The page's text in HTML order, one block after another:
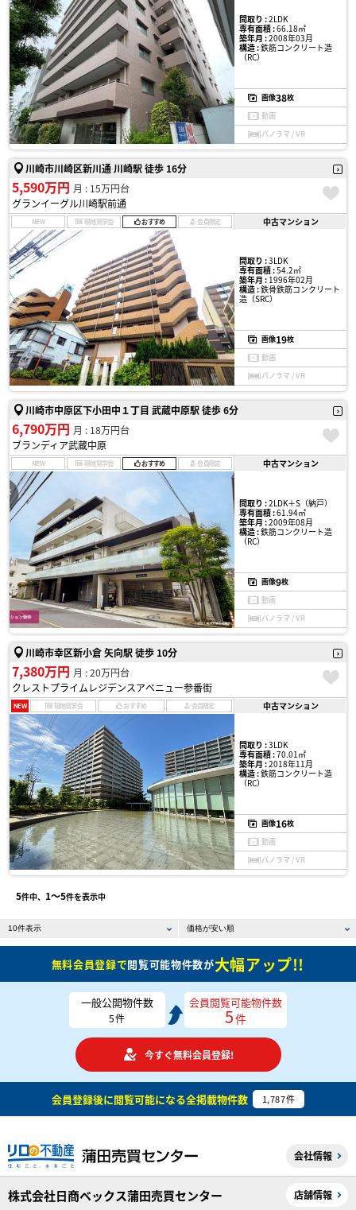
間取り :2LDK
専有面積 :66.18㎡
築年月 :2008年03月
構造 :鉄筋コンクリート造
（RC）
画像38枚
動画
パノラマ / VR
川崎市川崎区新川通 川崎駅 徒歩 16分
5,590万円 月 : 15万円台
グランイーグル川崎駅前通
NEW 現地見学会 おすすめ 会員限定 中古マンション
間取り :3LDK
専有面積 :54.2㎡
築年月 :1996年02月
構造 :鉄骨鉄筋コンクリート
造（SRC）
画像19枚
動画
パノラマ / VR
川崎市中原区下小田中１丁目 武蔵中原駅 徒歩 6分
6,790万円 月 : 18万円台
ブランディア武蔵中原
NEW 現地見学会 おすすめ 会員限定 中古マンション
間取り :2LDK＋S（納戸）
専有面積 :61.94㎡
築年月 :2009年08月
構造 :鉄筋コンクリート造
（RC）
画像9枚
動画
パノラマ / VR
川崎市幸区新小倉 矢向駅 徒歩 10分
7,380万円 月 : 20万円台
クレストプライムレジデンスアベニュー参番街
NEW 現地見学会 おすすめ 会員限定 中古マンション
間取り :3LDK
専有面積 :70.01㎡
築年月 :2018年11月
構造 :鉄筋コンクリート造
（RC）
画像16枚
動画
パノラマ / VR
5件中、 1〜5件を表示中
無料会員登録で閲覧可能物件数が大幅アップ!!
一般公開物件数
5件
会員閲覧可能物件数
5件
今すぐ無料会員登録!
会員登録後に閲覧可能になる全掲載物件数 1,787件
会社情報
株式会社日商ベックス蒲田売買センター 店舗情報